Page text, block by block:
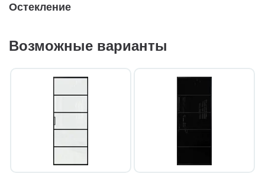
Остекление
Возможные варианты